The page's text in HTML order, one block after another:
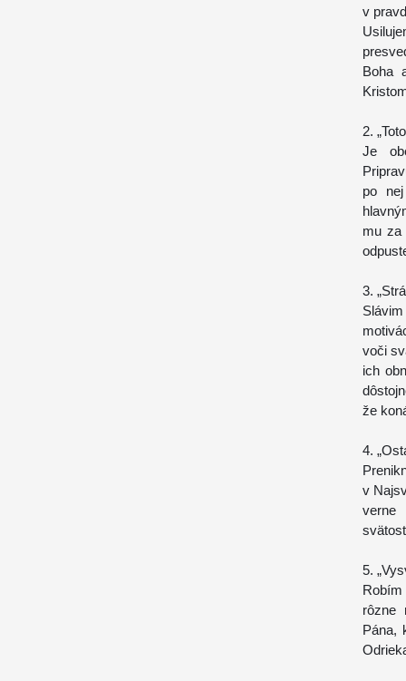
v
Boha
2.
Je
po
mu za
3.
voči
ich
že
4.
v
verne
5.
rôzne
Pána,